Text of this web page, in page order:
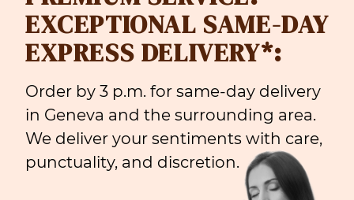
EXCEPTIONAL SAME-DAY
EXPRESS DELIVERY*:
Order by 3 p.m. for same-day delivery
in Geneva and the surrounding area.
We deliver your sentiments with care,
punctuality, and discretion.